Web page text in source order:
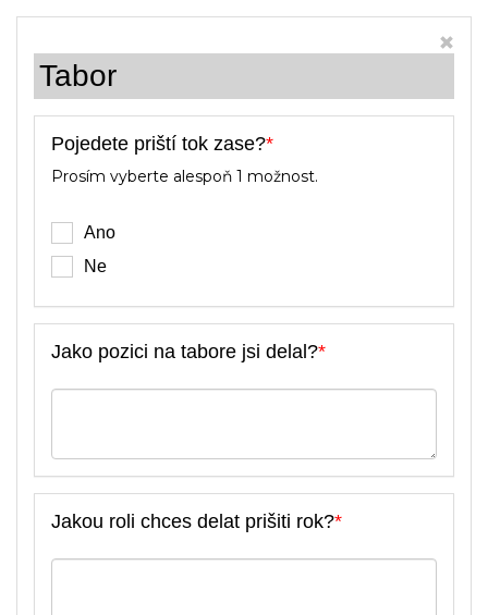
Tabor
Pojedete priští tok zase?*
Prosím vyberte alespoň 1 možnost.
Ano
Ne
Jako pozici na tabore jsi delal?*
Jakou roli chces delat prišiti rok?*